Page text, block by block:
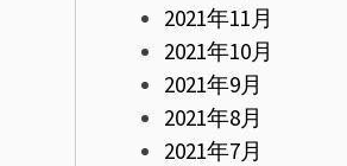
2021年11月
2021年10月
2021年9月
2021年8月
2021年7月